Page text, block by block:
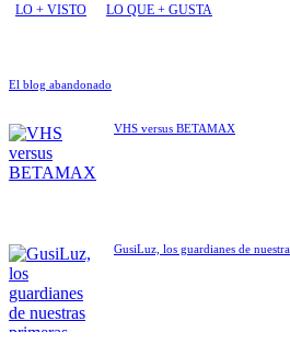
LO + VISTO LO QUE + GUSTA
El blog abandonado
VHS versus BETAMAX
GusiLuz, los guardianes de